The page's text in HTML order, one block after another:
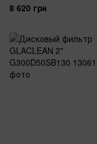
8 620 грн